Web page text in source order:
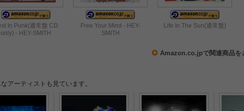
In Punk(通常盤 CD
only) - HEY-SMITH
Free Your Mind - HEY-
SMITH
Life In The Sun(通常盤)
Amazon.co.jpで関連商品を
アーティストも見ています。